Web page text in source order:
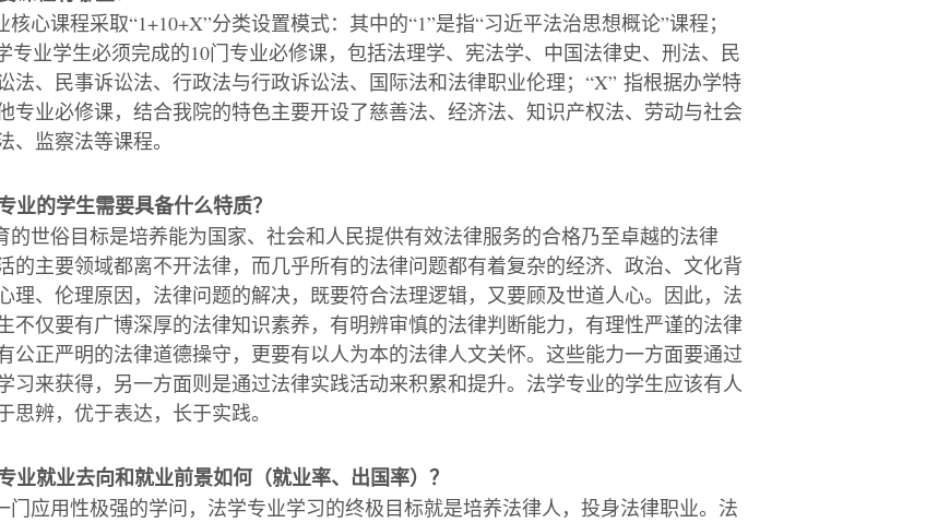
核心课程采取“1+10+X”分类设置模式：其中的“1”是指“习近平法治思想概论”课程；
专业学生必须完成的10门专业必修课，包括法理学、宪法学、中国法律史、刑法、民
法、民事诉讼法、行政法与行政诉讼法、国际法和法律职业伦理； “X” 指根据办学特
专业必修课，结合我院的特色主要开设了慈善法、经济法、知识产权法、劳动与社会
、监察法等课程。
业的学生需要具备什么特质？
的世俗目标是培养能为国家、社会和人民提供有效法律服务的合格乃至卓越的法律
的主要领域都离不开法律，而几乎所有的法律问题都有着复杂的经济、政治、文化背
理、伦理原因，法律问题的解决，既要符合法理逻辑，又要顾及世道人心。因此，法
不仅要有广博深厚的法律知识素养，有明辨审慎的法律判断能力，有理性严谨的法律
公正严明的法律道德操守，更要有以人为本的法律人文关怀。这些能力一方面要通过
习来获得，另一方面则是通过法律实践活动来积累和提升。法学专业的学生应该有人
思辨，优于表达，长于实践。
业就业去向和就业前景如何 （就业率、出国率）？
门应用性极强的学问，法学专业学习的终极目标就是培养法律人，投身法律职业。法